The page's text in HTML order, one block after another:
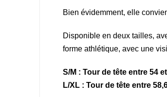
Bien évidemment, elle
Disponible en deux tailles,
forme athlétique, avec une
S/M : Tour de tête entre 54
L/XL : Tour de tête entre